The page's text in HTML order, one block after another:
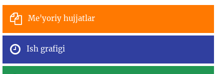
Me'yoriy hujjatlar
Ish grafigi